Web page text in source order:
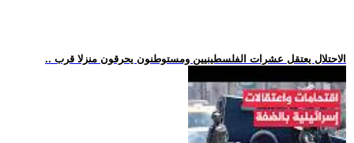
.. الاحتلال يعتقل عشرات الفلسطينيين ومستوطنون يحرقون منزلا قرب